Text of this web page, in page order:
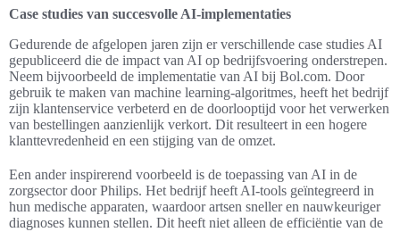
Case studies van succesvolle AI-implementaties
Gedurende de afgelopen jaren zijn er verschillende case studies AI
gepubliceerd die de impact van AI op bedrijfsvoering onderstrepen.
Neem bijvoorbeeld de implementatie van AI bij Bol.com. Door
gebruik te maken van machine learning-algoritmes, heeft het bedrijf
zijn klantenservice verbeterd en de doorlooptijd voor het verwerken
van bestellingen aanzienlijk verkort. Dit resulteert in een hogere
klanttevredenheid en een stijging van de omzet.
Een ander inspirerend voorbeeld is de toepassing van AI in de
zorgsector door Philips. Het bedrijf heeft AI-tools geïntegreerd in
hun medische apparaten, waardoor artsen sneller en nauwkeuriger
diagnoses kunnen stellen. Dit heeft niet alleen de efficiëntie van de